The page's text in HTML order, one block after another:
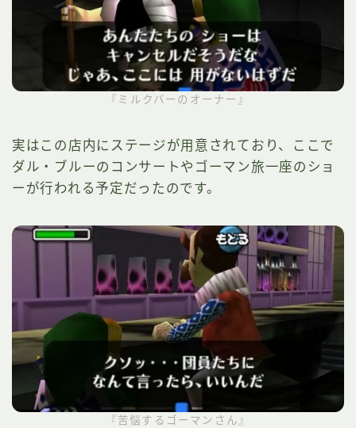
『ミルクバーのオーナー』
実はこの店内にステージが用意されており、ここで
ダル・ブルーのコンサートやゴーマン旅一座のショ
ーが行われる予定だったのです。
『苦悩するゴーマンさん』